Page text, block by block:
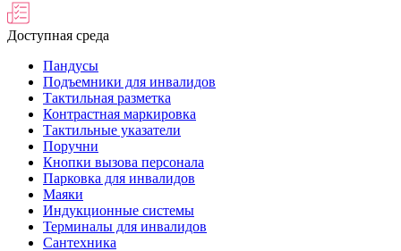
Доступная среда
Пандусы
Подъемники для инвалидов
Тактильная разметка
Контрастная маркировка
Тактильные указатели
Поручни
Кнопки вызова персонала
Парковка для инвалидов
Маяки
Индукционные системы
Терминалы для инвалидов
Сантехника